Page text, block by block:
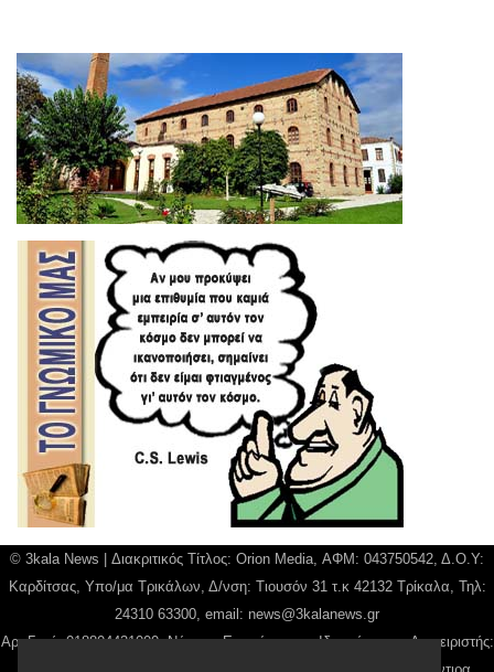
© 3kala News | Διακριτικός Τίτλος: Orion Media, ΑΦΜ: 043750542, Δ.Ο.Υ:
Καρδίτσας, Υπο/μα Τρικάλων, Δ/νση: Τιουσόν 31 τ.κ 42132 Τρίκαλα, Τηλ:
24310 63300, email: news@3kalanews.gr
Αρ. Γεμή: 018804431000, Νόμιμος Εκπρόσωπος, Ιδιοκτήτης και Διαχειριστής: